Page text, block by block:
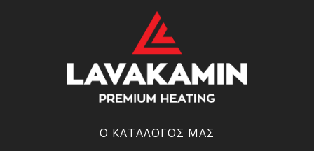
Ο ΚΑΤΆΛΟΓΌΣ ΜΑΣ